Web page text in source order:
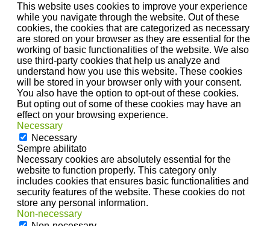
This website uses cookies to improve your experience
while you navigate through the website. Out of these
cookies, the cookies that are categorized as necessary
are stored on your browser as they are essential for the
working of basic functionalities of the website. We also
use third-party cookies that help us analyze and
understand how you use this website. These cookies
will be stored in your browser only with your consent.
You also have the option to opt-out of these cookies.
But opting out of some of these cookies may have an
effect on your browsing experience.
Necessary
Necessary
Sempre abilitato
Necessary cookies are absolutely essential for the
website to function properly. This category only
includes cookies that ensures basic functionalities and
security features of the website. These cookies do not
store any personal information.
Non-necessary